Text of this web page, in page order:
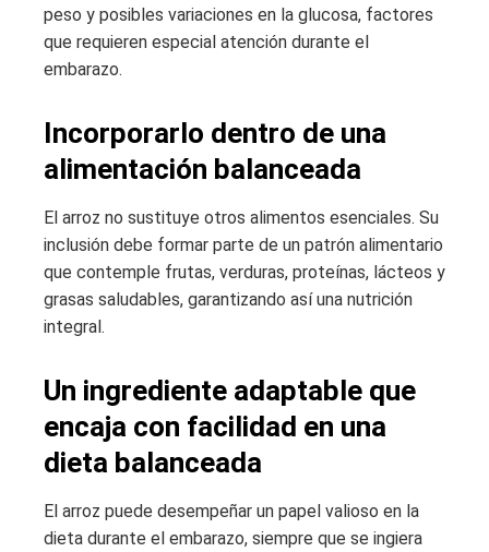
peso y posibles variaciones en la glucosa, factores
que requieren especial atención durante el
embarazo.
Incorporarlo dentro de una
alimentación balanceada
El arroz no sustituye otros alimentos esenciales. Su
inclusión debe formar parte de un patrón alimentario
que contemple frutas, verduras, proteínas, lácteos y
grasas saludables, garantizando así una nutrición
integral.
Un ingrediente adaptable que
encaja con facilidad en una
dieta balanceada
El arroz puede desempeñar un papel valioso en la
dieta durante el embarazo, siempre que se ingiera